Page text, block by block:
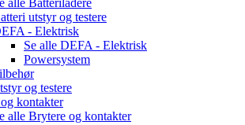
utstyr og testere
- Elektrisk
Se alle DEFA - Elektrisk
Powersystem
og testere
kontakter
alle Brytere og kontakter